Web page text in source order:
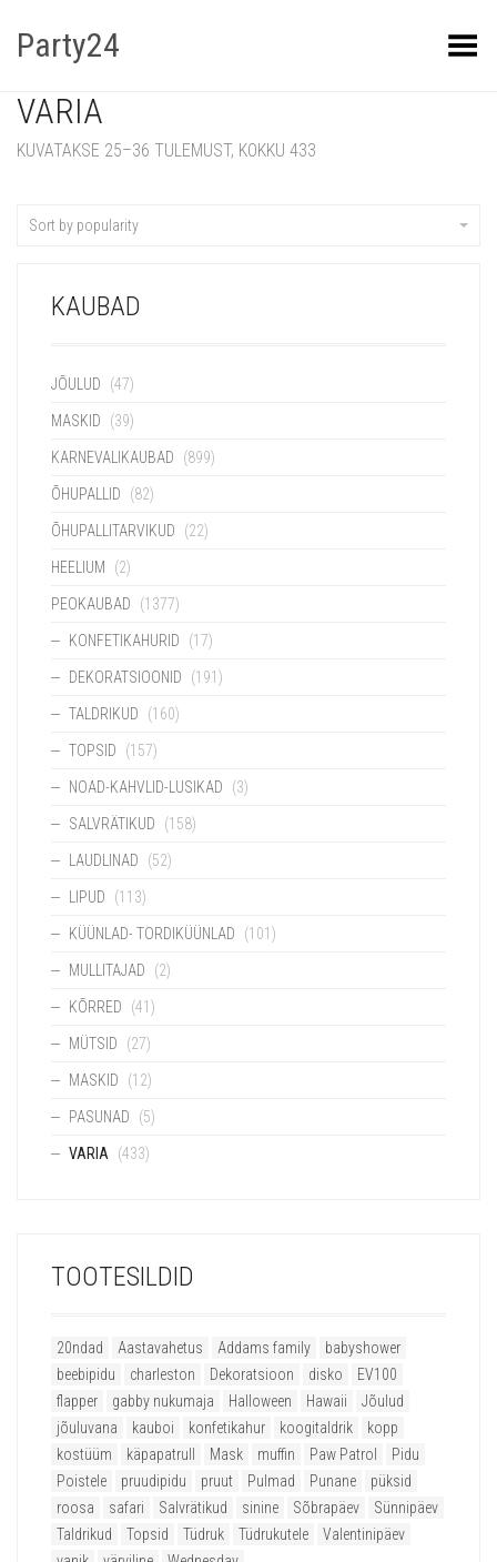
Party24 Kuva menüü
VARIA
KUVATAKSE 25–36 TULEMUST, KOKKU 433
Sort by popularity
KAUBAD
JÕULUD (47)
MASKID (39)
KARNEVALIKAUBAD (899)
ÕHUPALLID (82)
ÕHUPALLITARVIKUD (22)
HEELIUM (2)
PEOKAUBAD (1377)
KONFETIKAHURID (17)
DEKORATSIOONID (191)
TALDRIKUD (160)
TOPSID (157)
NOAD-KAHVLID-LUSIKAD (3)
SALVRÄTIKUD (158)
LAUDLINAD (52)
LIPUD (113)
KÜÜNLAD- TORDIKÜÜNLAD (101)
MULLITAJAD (2)
KÕRRED (41)
MÜTSID (27)
MASKID (12)
PASUNAD (5)
VARIA (433)
TOOTESILDID
20ndad Aastavahetus Addams family
babyshower
beebipidu
charleston Dekoratsioon disko
EV100
flapper
gabby nukumaja Halloween Hawaii
Jõulud
jõuluvana
kauboi konfetikahur koogitaldrik
kopp
kostüüm
käpapatrull Mask muffin Paw Patrol
Pidu
Poistele
pruudipidu pruut Pulmad Punane
püksid
roosa
safari Salvrätikud sinine Sõbrapäev
Sünnipäev
Taldrikud
Topsid Tüdruk Tüdrukutele
Valentinipäev